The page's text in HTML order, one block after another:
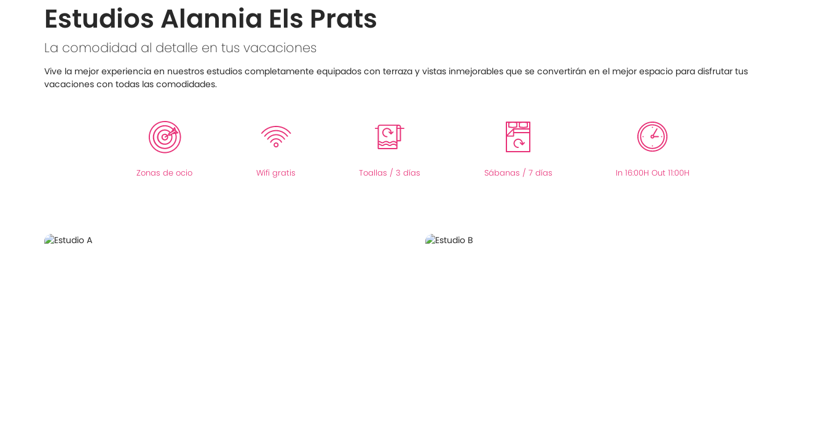
Estudios Alannia Els Prats
La comodidad al detalle en tus vacaciones
Vive la mejor experiencia en nuestros estudios completamente equipados con terraza y vistas inmejorables que se convertirán en el mejor espacio para disfrutar tus
vacaciones con todas las comodidades.
Zonas de ocio Wifi gratis Toallas / 3 días Sábanas / 7 días In 16:00H Out 11:00H